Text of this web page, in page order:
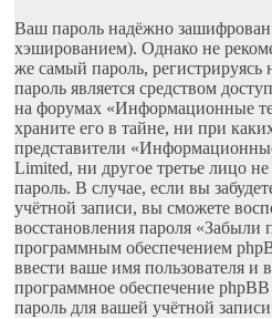
Ваш пароль надёжно
хэшированием). Однако не
же самый пароль, регистрируясь
пароль является средством
на форумах «Информационные
храните его в тайне, ни при
представители
Limited, ни другое третье лицо
пароль. В случае, если вы
учётной записи, вы сможете
восстановления пароля «Забыли
программным обеспечением
ввести ваше имя пользователя и
программное обеспечение
пароль для вашей учётной